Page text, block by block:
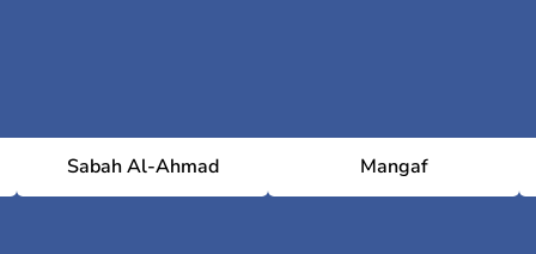
Sabah Al-Ahmad Mangaf